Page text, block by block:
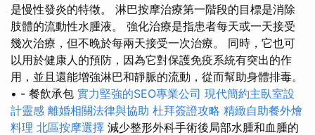
是慢性發炎的特徵。 淋巴按摩治療第一階段的目標是消除
肢體的流動性水腫液。 強化治療是指患者每天或一天接受
幾次治療，但不晚於每兩天接受一次治療。 同時，它也可
以用於健康人的預防，因為它對保護免疫系統有突出的作
用，並且還能增強淋巴和靜脈的流動，從而幫助身體排毒。
• - 餐飲承包 實力堅強的SEO專業公司 現代簡約主臥室設
計靈感 離婚相關法律與協助 杜拜簽證攻略 精緻自助餐外燴
料理 北區按摩選擇 減少整形外科手術後局部水腫和血腫的